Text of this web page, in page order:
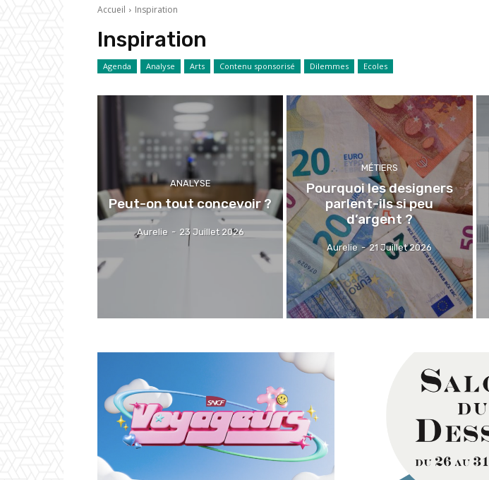
Accueil Inspiration
Inspiration
Agenda Analyse Arts Contenu sponsorisé Dilemmes Ecoles
ANALYSE
Peut-on tout concevoir ?
Aurelie - 23 Juillet 2026
MÉTIERS
Pourquoi les designers
parlent-ils si peu
d’argent ?
Aurelie - 21 Juillet 2026